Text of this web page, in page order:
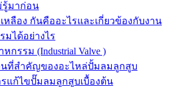
มาก่อน
หลือง กันคืออะไรและเกี่ยวข้องกับงาน
มได้อย่างไร
กรรม (Industrial Valve )
ที่สำคัญของอะไหล่ปั้มลมลูกสูบ
แก้ไขปั๊มลมลูกสูบเบื้องต้น